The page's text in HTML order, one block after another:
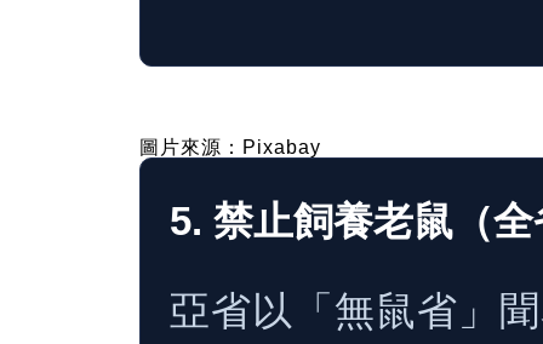
圖片來源：Pixabay
5. 禁止飼養老鼠（
亞省以「無鼠省」